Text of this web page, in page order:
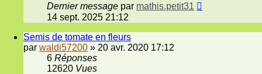
Dernier message par mathis.petit31
14 sept. 2025 21:12
Semis de tomate en fleurs
par waldi57200 » 20 avr. 2020 17:12
6 Réponses
12620 Vues